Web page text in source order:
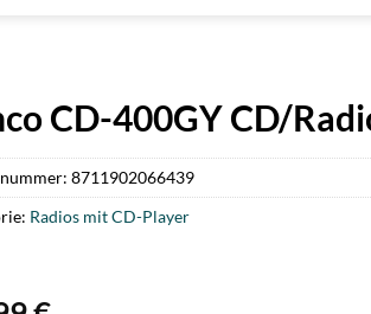
CD-400GY CD/
8711902066439
Radios mit CD-Player